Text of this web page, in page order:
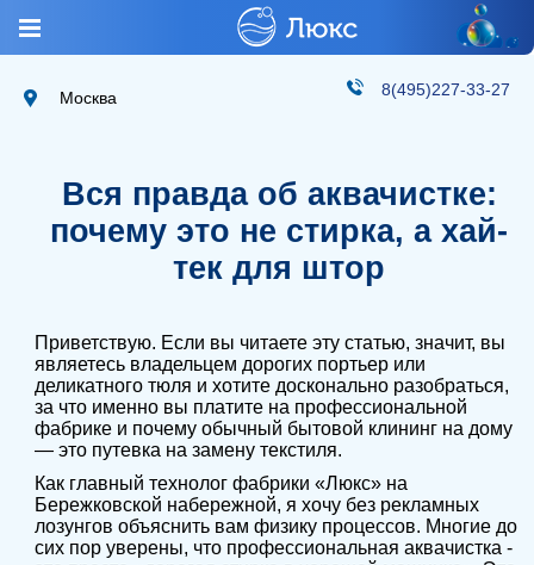
Москва 8(495)227-33-27
Вся правда об аквачистке:
почему это не стирка, а хай-
тек для штор
Приветствую. Если вы читаете эту статью, значит, вы
являетесь владельцем дорогих портьер или
деликатного тюля и хотите досконально разобраться,
за что именно вы платите на профессиональной
фабрике и почему обычный бытовой клининг на дому
— это путевка на замену текстиля.
Как главный технолог фабрики «Люкс» на
Бережковской набережной, я хочу без рекламных
лозунгов объяснить вам физику процессов. Многие до
сих пор уверены, что профессиональная аквачистка -